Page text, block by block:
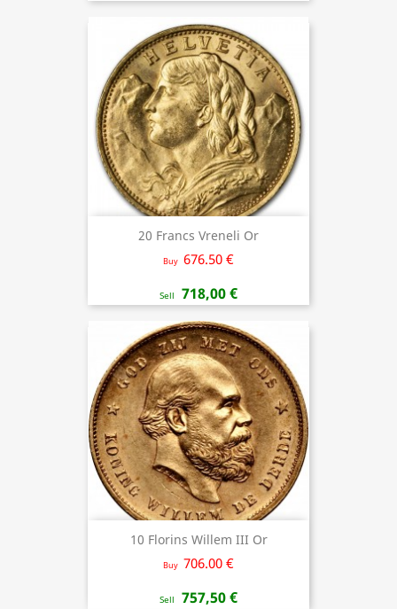
20 Francs Vreneli Or
Buy 676.50 €
Sell 718,00 €
10 Florins Willem III Or
Buy 706.00 €
Sell 757,50 €